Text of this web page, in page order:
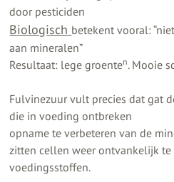
door pesticiden
Biologisch betekent vooral:
aan mineralen”
Resultaat: lege groenten. Mooie
Fulvinezuur vult precies dat gat
die in voeding ontbreken
opname te verbeteren van de
zitten cellen weer ontvankelijk
voedingsstoffen.